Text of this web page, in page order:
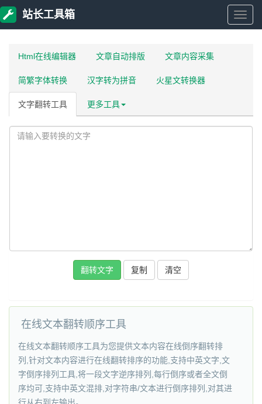
站
站长工具箱
Html在线编辑器 文章自动排版 文章内容采集
简繁字体转换 汉字转为拼音 火星文转换器
文字翻转工具 更多工具
复制
在线文本翻转顺序工具
在线文本翻转顺序工具为您提供文本内容在线倒序翻转排
列,针对文本内容进行在线翻转排序的功能,支持中英文字,文
字倒序排列工具,将一段文字逆序排列,每行倒序或者全文倒
序均可,支持中英文混排,对字符串/文本进行倒序排列,对其进